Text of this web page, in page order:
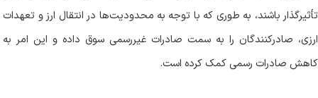
تأثیرگذار باشند، به طوری که با توجه به محدودیت‌ها در انتقال ارز و تعهدات
ارزی، صادرکنندگان را به سمت صادرات غیررسمی سوق داده و این امر به
کاهش صادرات رسمی کمک کرده است.